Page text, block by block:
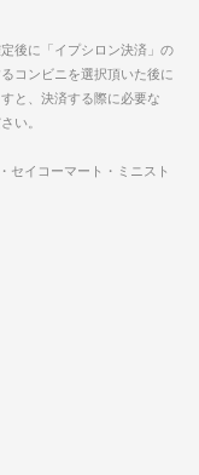
後に「イプシロン決済」の
コンビニを選択頂いた後に
と、決済する際に必要な
い。
セイコーマート・ミニスト